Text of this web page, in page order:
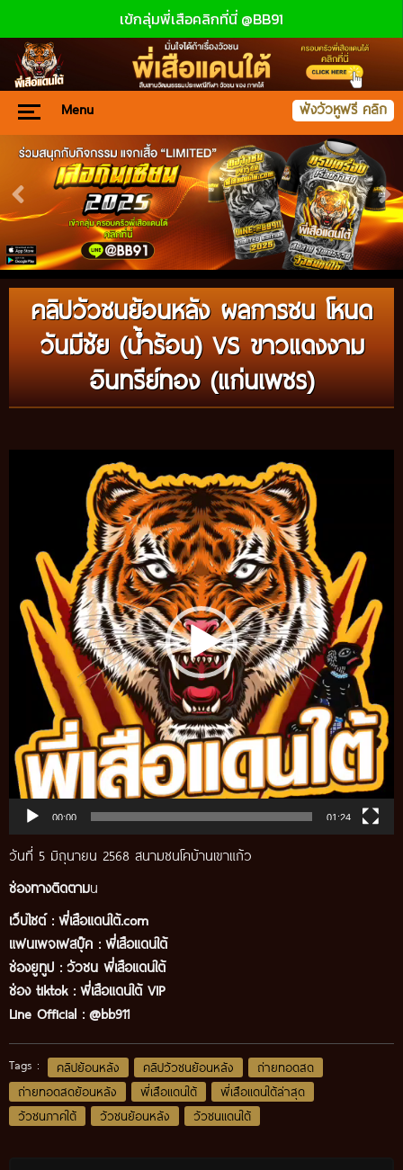
เข้กลุ่มพี่เสือคลิกที่นี่ @BB91
Menu ฟังวัวหูฟรี คลิก
คลิปวัวชนย้อนหลัง ผลการชน โหนด
วันมีชัย (น้ำร้อน) VS ขาวแดงงาม
อินทรีย์ทอง (แก่นเพชร)
00:00 01:24
วันที่ 5 มิถุนายน 2568 สนามชนโคบ้านเขาแก้ว
ช่องทางติดตามน
เว็บไซต์ : พี่เสือแดนใต้.com
แฟนเพจเฟสบุ๊ค : พี่เสือแดนใต้
ช่องยูทูป : วัวชน พี่เสือแดนใต้
ช่อง tiktok : พี่เสือแดนใต้ VIP
Line Official : @bb911
Tags : คลิปย้อนหลัง คลิปวัวชนย้อนหลัง
ถ่ายทอดสด
ถ่ายทอดสดย้อนหลัง
พี่เสือแดนใต้
พี่เสือแดนใต้ล่าสุด
วัวชนภาคใต้
วัวชนย้อนหลัง วัวชนแดนใต้